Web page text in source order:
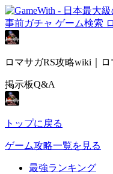
事前ガチャ ゲーム検索
ロマサガRS攻略wiki｜
掲示板Q&A
トップに戻る
ゲーム攻略一覧を見る
最強ランキング